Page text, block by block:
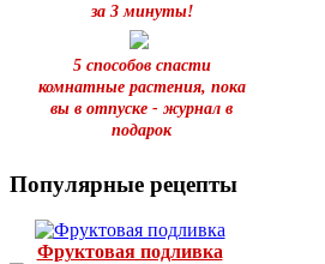
за 3 минуты!
5 способов спасти
комнатные растения, пока
вы в отпуске - журнал в
подарок
Популярные рецепты
Фруктовая подливка